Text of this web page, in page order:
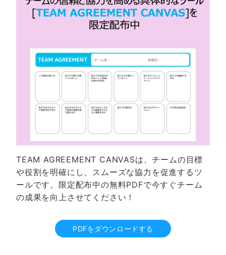
TEAM AGREEMENT CANVASは、チームの目標
や役割を明確にし、スムーズな協力を促進するツ
ールです。限定配布中の無料PDFで今すぐチーム
の成果を向上させてください！
PDFをダウンロードする